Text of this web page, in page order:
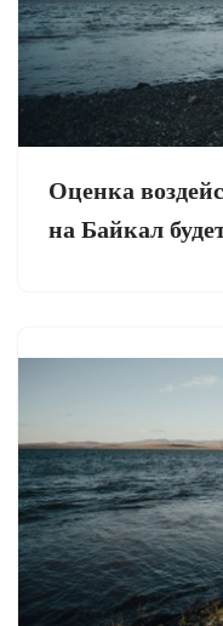
Оценка
на Байкал